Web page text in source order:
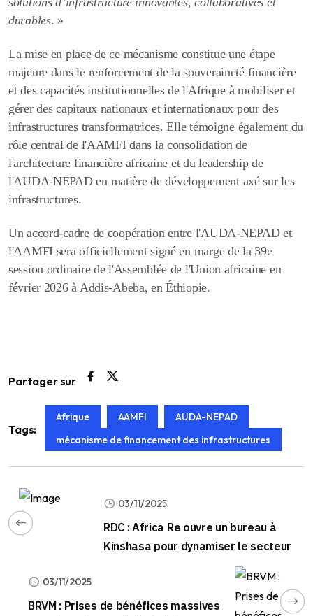
durables. »
La mise en place de ce mécanisme constitue une étape
majeure dans le renforcement de la souveraineté financière
et des capacités institutionnelles de l'Afrique à mobiliser et
gérer des capitaux nationaux et internationaux pour des
infrastructures transformatrices. Elle témoigne également du
rôle central de l'AAMFI dans la consolidation de
l'architecture financière africaine et du leadership de
l'AUDA-NEPAD en matière de développement axé sur les
infrastructures.
Un accord-cadre de coopération entre l'AUDA-NEPAD et
l'AAMFI sera officiellement signé en marge de la 39e
session ordinaire de l'Assemblée de l'Union africaine en
février 2026 à Addis-Abeba, en Éthiopie.
Partager sur
Tags:
Afrique AAMFI
AUDA-NEPAD
mécanisme de financement des infrastructures
03/11/2025
RDC : Africa Re ouvre un bureau à
Kinshasa pour dynamiser le secteur
03/11/2025
BRVM : Prises de bénéfices massives